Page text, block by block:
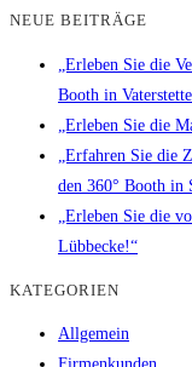
NEUE BEITRÄGE
„Erleben Sie die
Booth in
„Erleben Sie die
„Erfahren Sie die
den 360° Booth in
„Erleben Sie die
Lübbecke!“
KATEGORIEN
Allgemein